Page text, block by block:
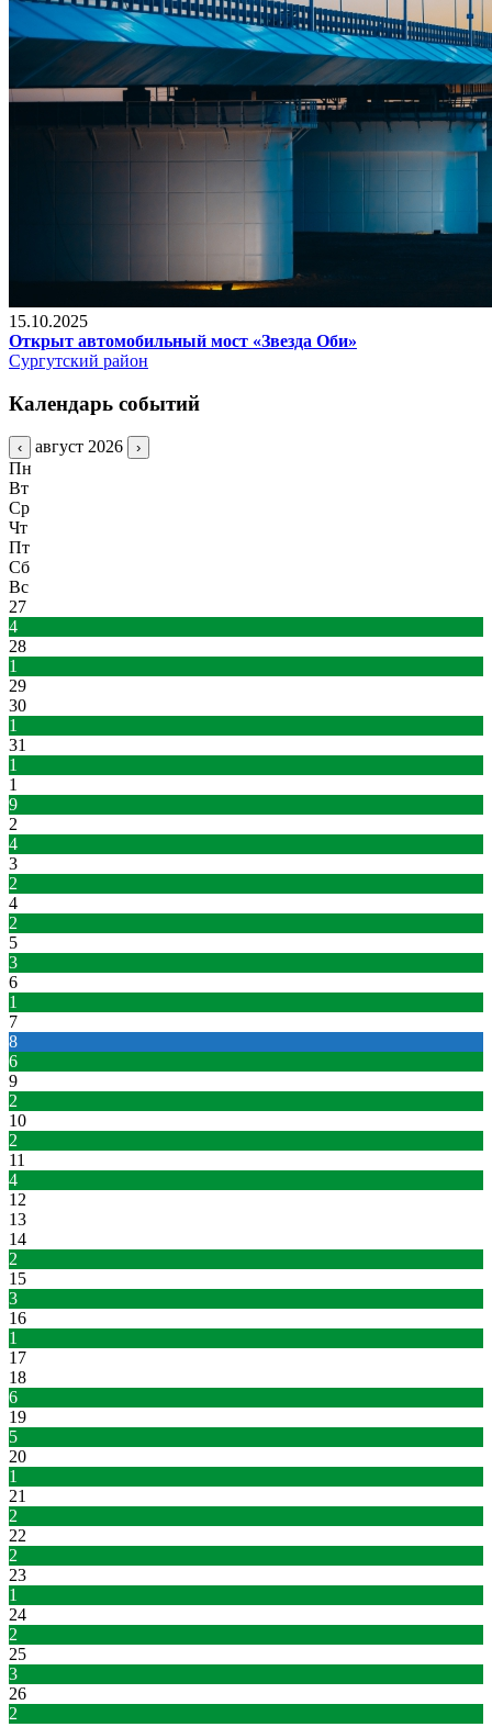
15.10.2025
Открыт автомобильный мост «Звезда Оби»
Сургутский район
Календарь событий
‹ август 2026 ›
Пн
Вт
Ср
Чт
Пт
Сб
Вс
27
4
28
1
29
30
1
31
1
1
9
2
4
3
2
4
2
5
3
6
1
7
8
6
9
2
10
2
11
4
12
13
14
2
15
3
16
1
17
18
6
19
5
20
1
21
2
22
2
23
1
24
2
25
3
26
2